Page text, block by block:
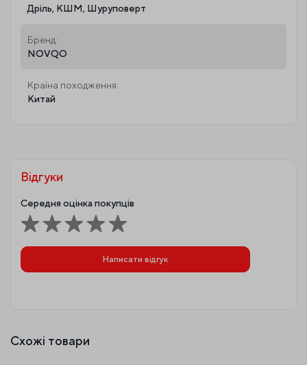
Дріль, КШМ, Шуруповерт
Бренд:
NOVQO
Країна походження:
Китай
Відгуки
Середня оцінка покупців
Написати відгук
Схожі товари